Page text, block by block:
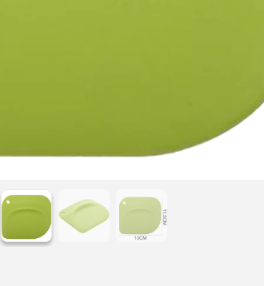
hydrolyse af majsstivelse og efterfølgende
og meget mere. Opbevares tillukket og